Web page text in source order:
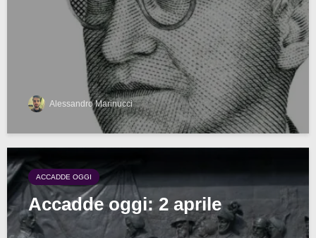
Alessandro Marinucci
ACCADDE OGGI
Accadde oggi: 2 aprile